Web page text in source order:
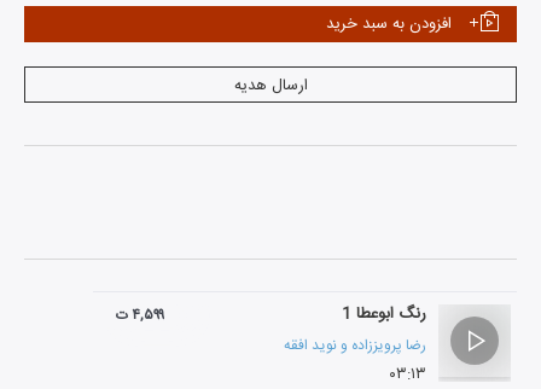
افزودن به سبد خرید
ارسال هدیه
رنگ ابوعطا 1
رضا پرویززاده و نوید افقه
۰۳:۱۳
۴,۵۹۹ ت